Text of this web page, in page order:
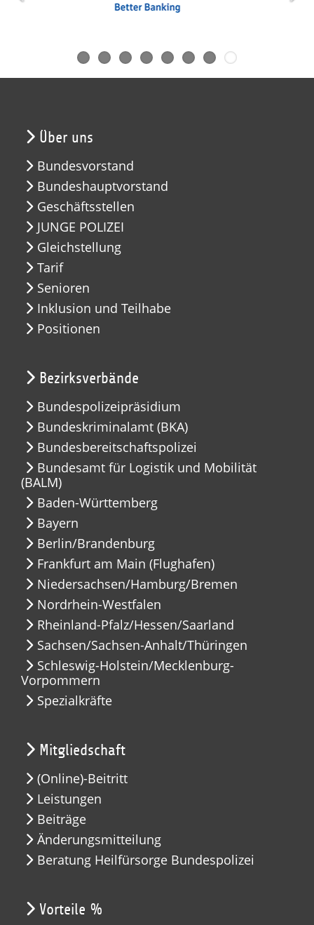
Über uns
Bundesvorstand
Bundeshauptvorstand
Geschäftsstellen
JUNGE POLIZEI
Gleichstellung
Tarif
Senioren
Inklusion und Teilhabe
Positionen
Bezirksverbände
Bundespolizeipräsidium
Bundeskriminalamt (BKA)
Bundesbereitschaftspolizei
Bundesamt für Logistik und Mobilität
(BALM)
Baden-Württemberg
Bayern
Berlin/Brandenburg
Frankfurt am Main (Flughafen)
Niedersachsen/Hamburg/Bremen
Nordrhein-Westfalen
Rheinland-Pfalz/Hessen/Saarland
Sachsen/Sachsen-Anhalt/Thüringen
Schleswig-Holstein/Mecklenburg-
Vorpommern
Spezialkräfte
Mitgliedschaft
(Online)-Beitritt
Leistungen
Beiträge
Änderungsmitteilung
Beratung Heilfürsorge Bundespolizei
Vorteile %